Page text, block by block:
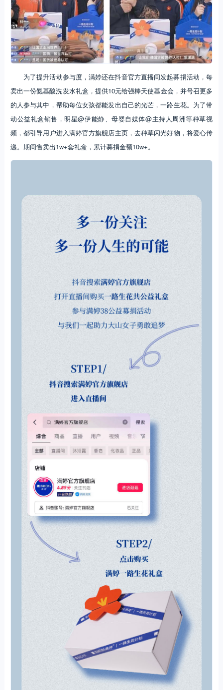
为了提升活动参与度，满婷还在抖音官方直播间发起募捐活动，每
卖出一份氨基酸洗发水礼盒，提供10元给强棒天使基金会，并号召更多
的人参与其中，帮助每位女孩都能发出自己的光芒，一路生花。为了带
动公益礼盒销售，明星@伊能静、母婴自媒体@主持人周洲等种草视
频，都引导用户进入满婷官方旗舰店主页，去种草闪光好物，将爱心传
递。期间售卖出1w+套礼盒，累计募捐金额10w+。